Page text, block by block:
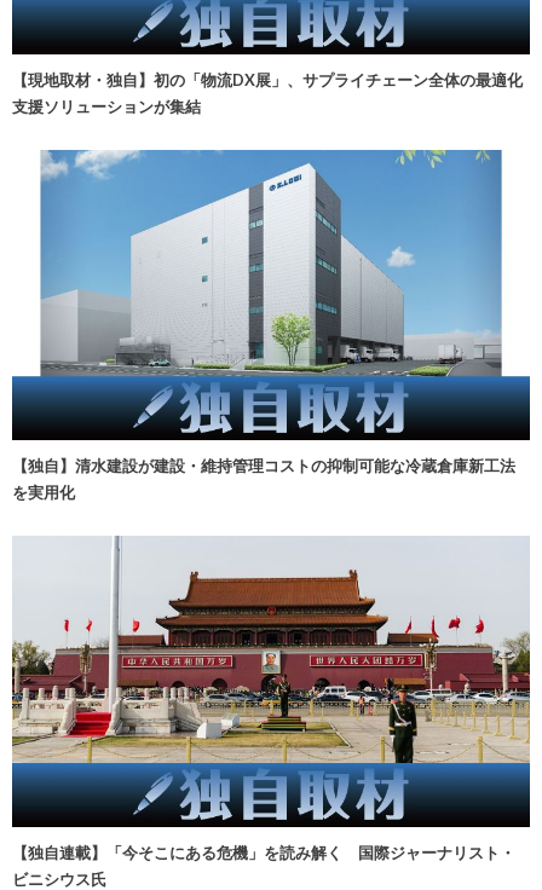
【現地取材・独自】初の「物流DX展」、サプライチェーン全体の最適化
支援ソリューションが集結
【独自】清水建設が建設・維持管理コストの抑制可能な冷蔵倉庫新工法
を実用化
【独自連載】「今そこにある危機」を読み解く 国際ジャーナリスト・
ビニシウス氏